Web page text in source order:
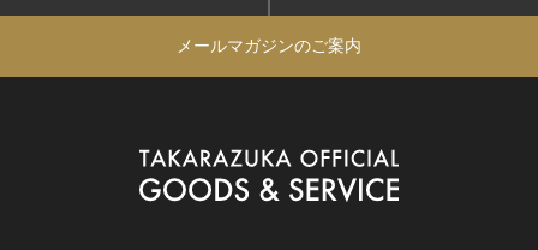
メールマガジンのご案内